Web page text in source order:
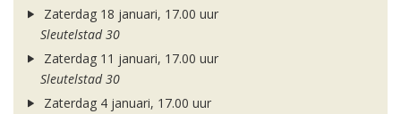
Zaterdag 18 januari, 17.00 uur
Sleutelstad 30
Zaterdag 11 januari, 17.00 uur
Sleutelstad 30
Zaterdag 4 januari, 17.00 uur